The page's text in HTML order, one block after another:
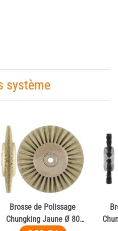
système
Brosse de Polissage
Chungking Jaune Ø 80